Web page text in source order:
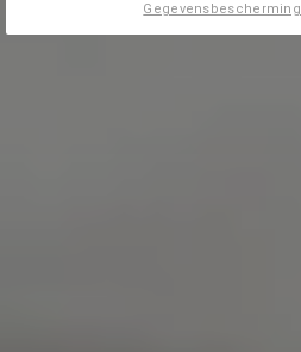
Gegevensbescherming